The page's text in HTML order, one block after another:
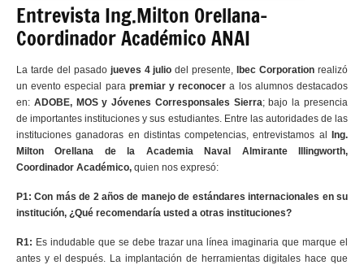
Entrevista Ing.Milton Orellana-
Coordinador Académico ANAI
La tarde del pasado jueves 4 juliodel presente,Ibec Corporationrealizó
un evento especial para premiar y reconocera los alumnos destacados
en: ADOBE, MOS y Jóvenes Corresponsales Sierra; bajo la presencia
de importantes instituciones y sus estudiantes. Entre las autoridades de las
instituciones ganadoras en distintas competencias, entrevistamos al Ing.
Milton Orellana de la Academia Naval Almirante Illingworth,
Coordinador Académico, quien nos expresó:
P1: Con más de 2 años de manejo de estándares internacionales en su
institución, ¿Qué recomendaría usted a otras instituciones?
R1: Es indudable que se debe trazar una línea imaginaria que marque el
antes y el después. La implantación de herramientas digitales hace que